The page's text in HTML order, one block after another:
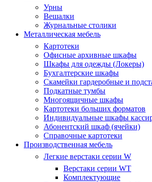
Урны
Вешалки
Журнальные столики
Металлическая мебель
Картотеки
Офисные архивные шкафы
Шкафы для одежды (Локеры)
Бухгалтерские шкафы
Скамейки гардеробные и
Подкатные тумбы
Многоящичные шкафы
Картотеки больших форматов
Индивидуальные шкафы
Абонентский шкаф (ячейки)
Справочные картотеки
Производственная мебель
Легкие верстаки серии W
Верстаки серии WT
Комплектующие